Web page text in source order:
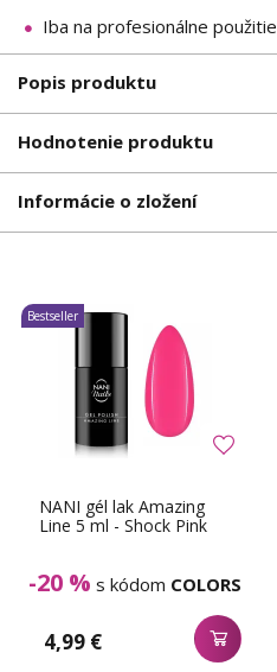
Iba na profesionálne použitie
Popis produktu
Hodnotenie produktu
Informácie o zložení
NANI gél lak Amazing
Line 5 ml - Shock Pink
-20 % s kódom COLORS
4,99 €
Bestseller